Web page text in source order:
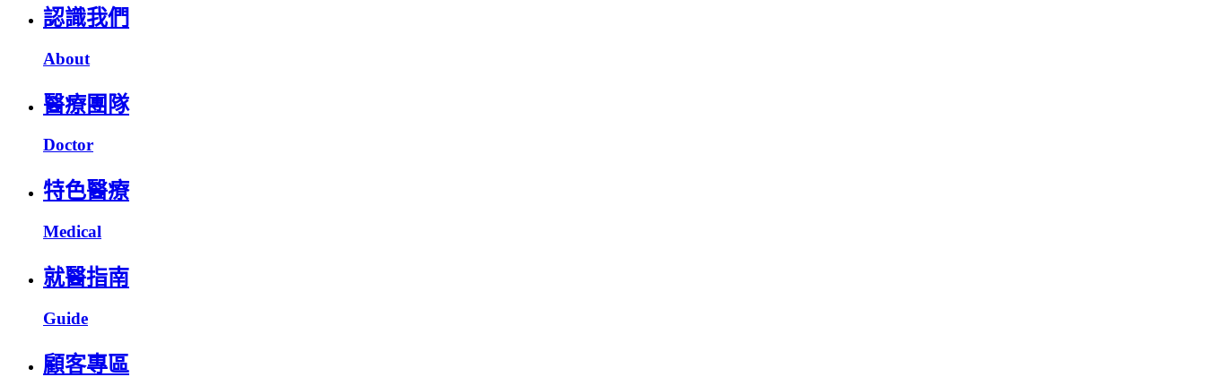
認識我們
About
醫療團隊
Doctor
特色醫療
Medical
就醫指南
Guide
顧客專區